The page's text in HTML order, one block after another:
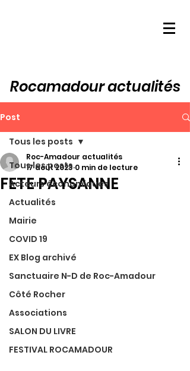
Rocamadour actualités
Post
Tous les posts
Acteurs économiques
Actualités
Mairie
COVID 19
EX Blog archivé
Sanctuaire N-D de Roc-Amadour
Côté Rocher
Associations
SALON DU LIVRE
FESTIVAL ROCAMADOUR
Tous les posts
FETE PAYSANNE
Roc-Amadour actualités
17 août 2023 0 min de lecture